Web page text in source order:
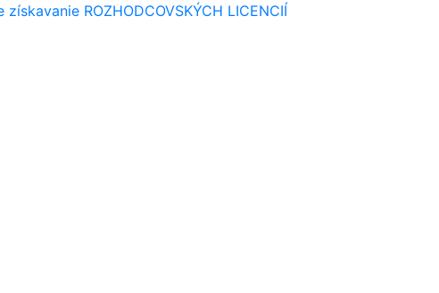
ROZHODCOVSKÝCH LICENCIÍ